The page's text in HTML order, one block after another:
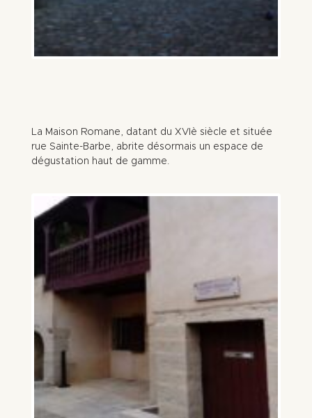
La Maison Romane, datant du XVIè siècle et située
rue Sainte-Barbe, abrite désormais un espace de
dégustation haut de gamme.